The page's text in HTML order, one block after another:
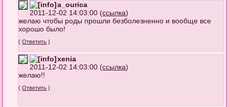
a_ourica
2011-12-02 14:03:00 (ссылка)
желаю чтобы роды прошли безболезненно и вообще все
хорошо было!
(Ответить )
xenia
2011-12-02 14:03:00 (ссылка)
желаю!!
(Ответить )